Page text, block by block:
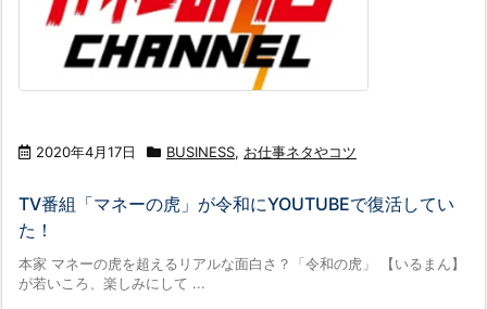
2020年4月17日 BUSINESS, お仕事ネタやコツ
TV番組「マネーの虎」が令和にYOUTUBEで復活してい
た！
本家 マネーの虎を超えるリアルな面白さ？「令和の虎」 【いるまん】
が若いころ、楽しみにして ...